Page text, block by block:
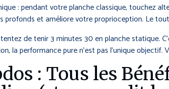
: pendant votre planche classique, touchez
et améliore votre proprioception. Le
de tenir 3 minutes 30 en planche statique.
la performance pure n’est pas l’unique
: Tous les